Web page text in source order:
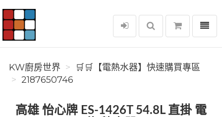
KW廚房世界
選單
KW廚房世界
🛒🛒【電熱水器】快速購買專區
2187650746
高雄 怡心牌 ES-1426T 54.8L 直掛 電